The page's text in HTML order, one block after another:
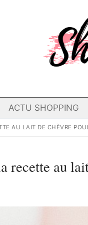
ACTU SHOPPING
AU LAIT DE CHÈVRE
recette au